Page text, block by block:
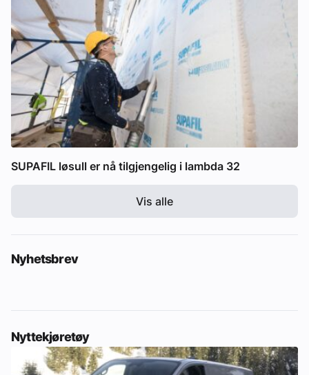
SUPAFIL løsull er nå tilgjengelig i lambda 32
Vis alle
Nyhetsbrev
Nyttekjøretøy